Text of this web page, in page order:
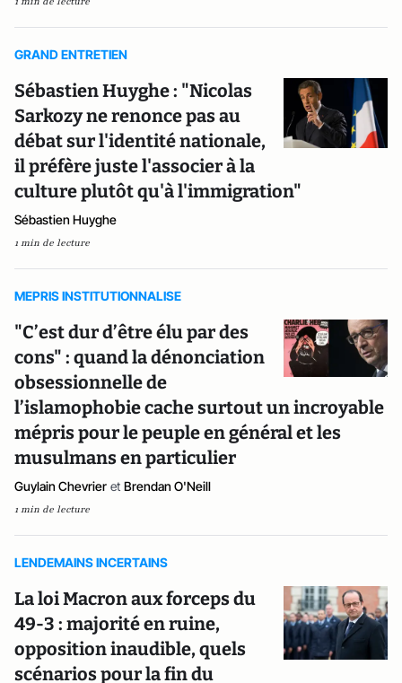
GRAND ENTRETIEN
Sébastien Huyghe : "Nicolas
Sarkozy ne renonce pas au
débat sur l'identité nationale,
il préfère juste l'associer à la
culture plutôt qu'à l'immigration"
Sébastien Huyghe
1 min de lecture
MEPRIS INSTITUTIONNALISE
"C’est dur d’être élu par des
cons" : quand la dénonciation
obsessionnelle de
l’islamophobie cache surtout un incroyable
mépris pour le peuple en général et les
musulmans en particulier
Guylain Chevrier et Brendan O'Neill
1 min de lecture
LENDEMAINS INCERTAINS
La loi Macron aux forceps du
49-3 : majorité en ruine,
opposition inaudible, quels
scénarios pour la fin du